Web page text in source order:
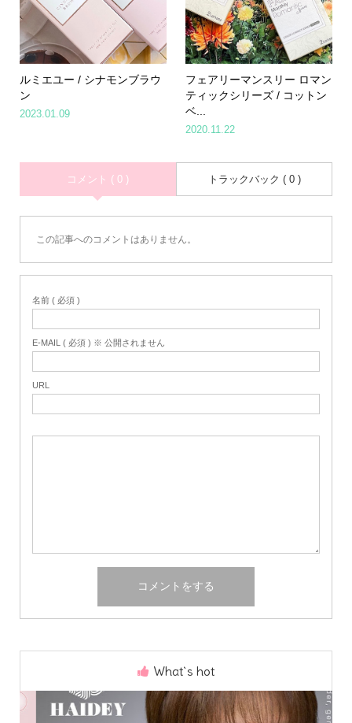
ルミエユー / シナモンブラウ
ン
2023.01.09
フェアリーマンスリー ロマン
ティックシリーズ / コットン
ベ...
2020.11.22
コメント ( 0 ) トラックバック ( 0 )
この記事へのコメントはありません。
名前 ( 必須 )
E-MAIL ( 必須 ) ※ 公開されません
URL
What`s hot